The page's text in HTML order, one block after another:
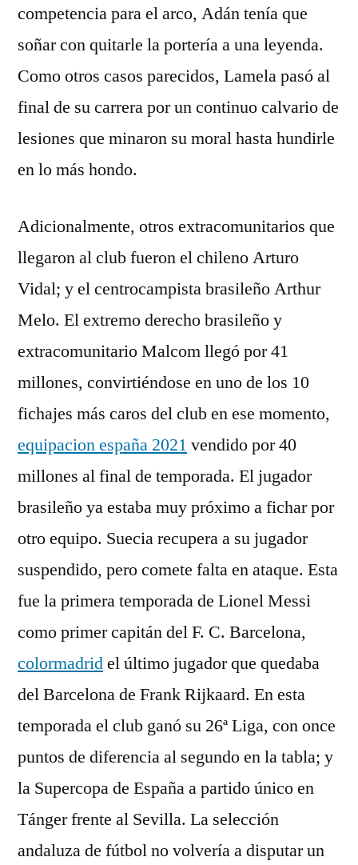
competencia para el arco, Adán tenía que
soñar con quitarle la portería a una leyenda.
Como otros casos parecidos, Lamela pasó al
final de su carrera por un continuo calvario de
lesiones que minaron su moral hasta hundirle
en lo más hondo.
Adicionalmente, otros extracomunitarios que
llegaron al club fueron el chileno Arturo
Vidal; y el centrocampista brasileño Arthur
Melo. El extremo derecho brasileño y
extracomunitario Malcom llegó por 41
millones, convirtiéndose en uno de los 10
fichajes más caros del club en ese momento,
equipacion españa 2021 vendido por 40
millones al final de temporada. El jugador
brasileño ya estaba muy próximo a fichar por
otro equipo. Suecia recupera a su jugador
suspendido, pero comete falta en ataque. Esta
fue la primera temporada de Lionel Messi
como primer capitán del F. C. Barcelona,
colormadridel último jugador que quedaba
del Barcelona de Frank Rijkaard. En esta
temporada el club ganó su 26ª Liga, con once
puntos de diferencia al segundo en la tabla; y
la Supercopa de España a partido único en
Tánger frente al Sevilla. La selección
andaluza de fútbol no volvería a disputar un